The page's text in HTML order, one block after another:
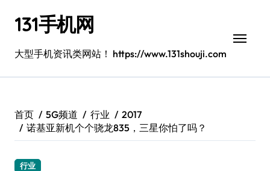
131手机网
大型手机资讯类网站！ https://www.131shouji.com
首页 5G频道 行业
2017
诺基亚新机个个骁龙835，三星你怕了吗？
行业